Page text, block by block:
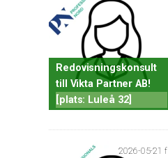
Redovisningskonsult
till Vikta Partner AB!
[plats: Luleå 32]
2026-05-21 f